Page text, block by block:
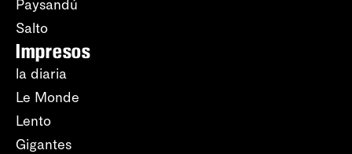
Paysandú
Salto
Impresos
la diaria
Le Monde
Lento
Gigantes